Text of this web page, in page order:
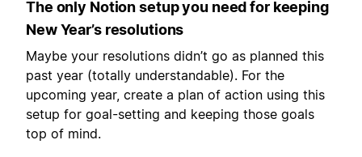
The only Notion setup you need for keeping
New Year’s resolutions
Maybe your resolutions didn’t go as planned this
past year (totally understandable). For the
upcoming year, create a plan of action using this
setup for goal-setting and keeping those goals
top of mind.